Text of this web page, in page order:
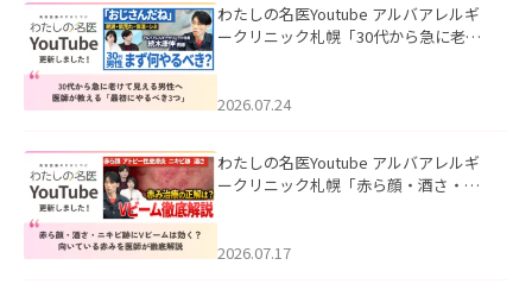
わたしの名医Youtube アルバアレルギ
ークリニック札幌「30代から急に老け
た。
2026.07.24
わたしの名医Youtube アルバアレルギ
ークリニック札幌「赤ら顔・酒さ・ニ
した。
2026.07.17